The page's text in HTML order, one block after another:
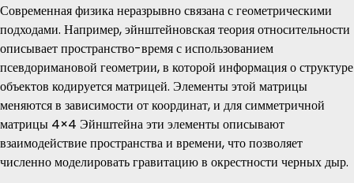
Современная физика неразрывно связана с геометрическими
подходами. Например, эйнштейновская теория относительности
описывает пространство-время с использованием
псевдоримановой геометрии, в которой информация о структуре
объектов кодируется матрицей. Элементы этой матрицы
меняются в зависимости от координат, и для симметричной
матрицы 4×4 Эйнштейна эти элементы описывают
взаимодействие пространства и времени, что позволяет
численно моделировать гравитацию в окрестности черных дыр.